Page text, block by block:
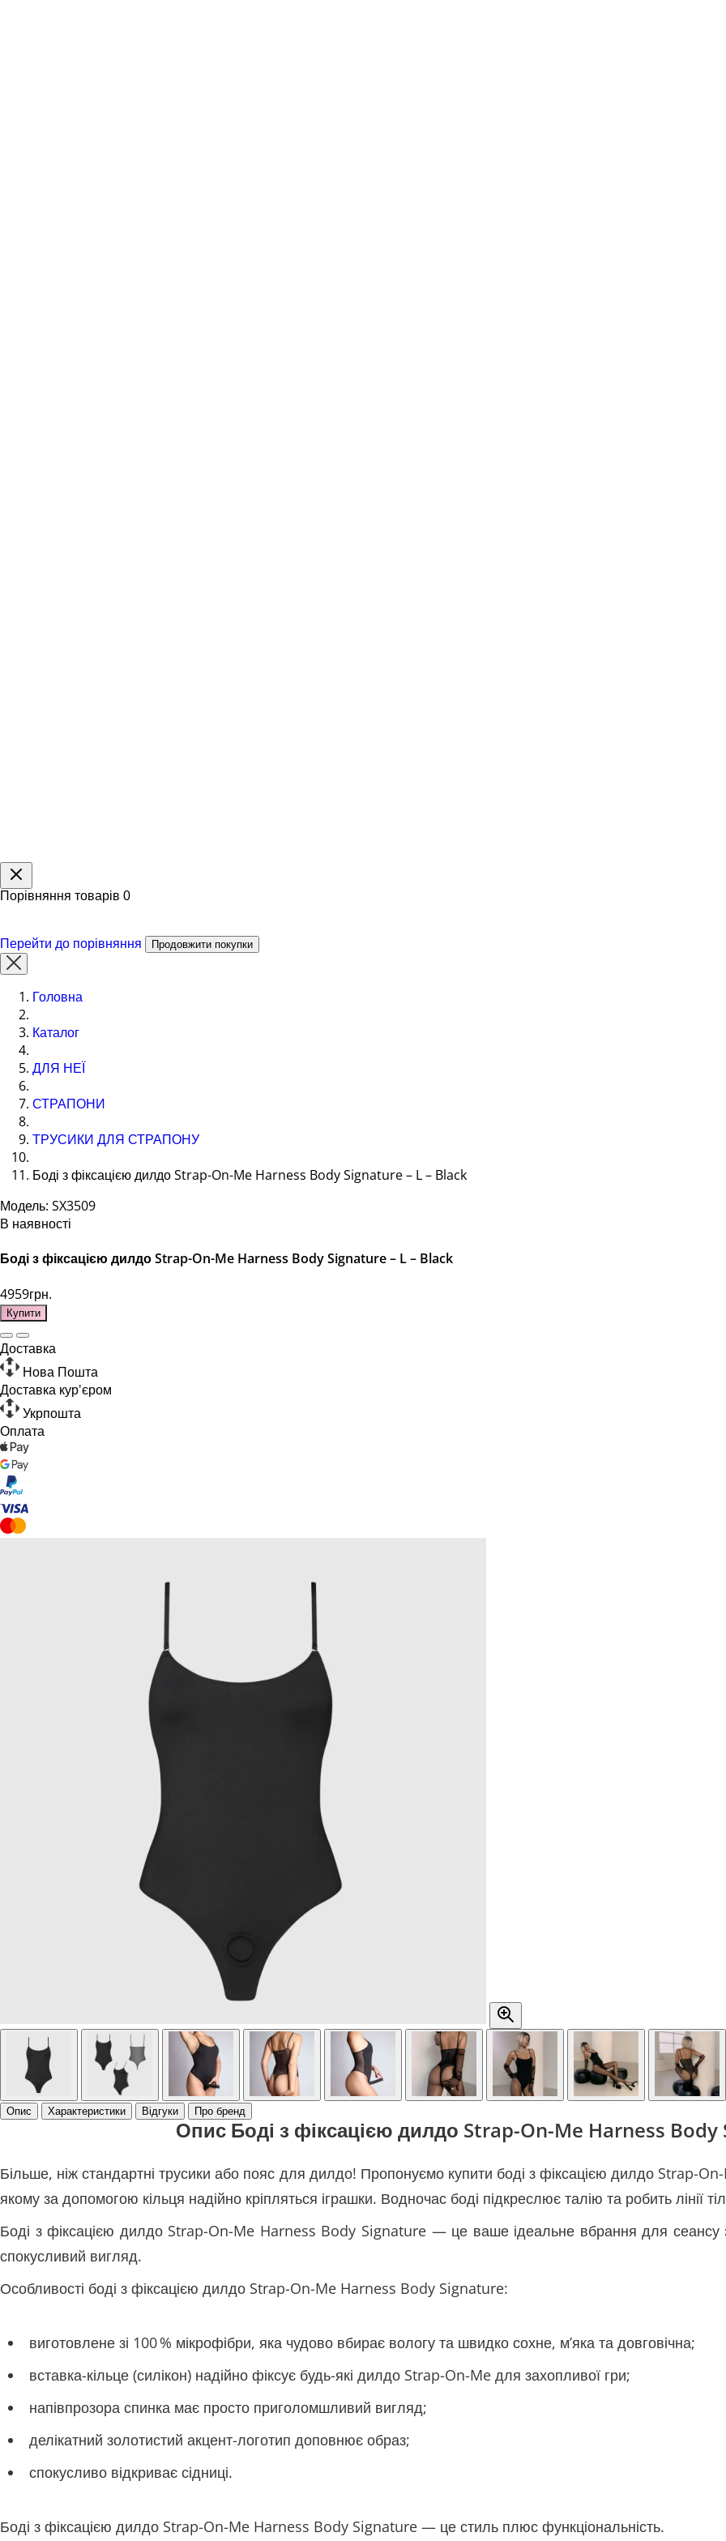
Порівняння товарів 0
Перейти до порівняння Продовжити покупки
Головна
Каталог
ДЛЯ НЕЇ
СТРАПОНИ
ТРУСИКИ ДЛЯ СТРАПОНУ
Боді з фіксацією дилдо Strap-On-Me Harness Body Signature – L – Black
Модель: SX3509
В наявності
Боді з фіксацією дилдо Strap-On-Me Harness Body Signature – L – Black
4959грн.
Купити
Доставка
Нова Пошта
Доставка кур'єром
Укрпошта
Оплата
Опис Характеристики Відгуки Про бренд
Опис Боді з фіксацією дилдо Strap-On-Me Harness Body
Більше, ніж стандартні трусики або пояс для дилдо! Пропонуємо купити боді з фіксацією дилдо Strap-
якому за допомогою кільця надійно кріпляться іграшки. Водночас боді підкреслює талію та робить лінії
Боді з фіксацією дилдо Strap-On-Me Harness Body Signature — це ваше ідеальне вбрання для сеансу
спокусливий вигляд.
Особливості боді з фіксацією дилдо Strap-On-Me Harness Body Signature:
виготовлене зі 100 % мікрофібри, яка чудово вбирає вологу та швидко сохне, м’яка та довговічна;
вставка-кільце (силікон) надійно фіксує будь-які дилдо Strap-On-Me для захопливої гри;
напівпрозора спинка має просто приголомшливий вигляд;
делікатний золотистий акцент-логотип доповнює образ;
спокусливо відкриває сідниці.
Боді з фіксацією дилдо Strap-On-Me Harness Body Signature — це стиль плюс функціональність.